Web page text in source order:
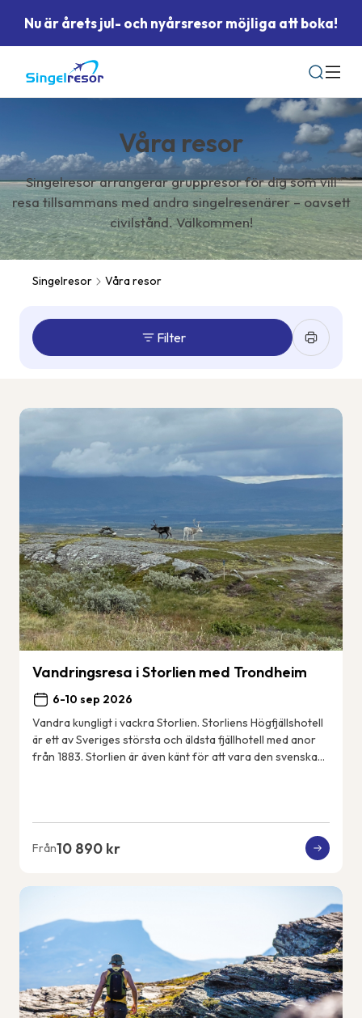
Nu är årets jul- och nyårsresor möjliga att boka!
Sök
Våra resor
Singelresor arrangerar gruppresor för dig som vill
resa tillsammans med andra singelresenärer – oavsett
civilstånd. Välkommen!
Singelresor Våra resor
Filter
Vandringsresa i Storlien med Trondheim
6-10 sep 2026
Vandra kungligt i vackra Storlien. Storliens Högfjällshotell
är ett av Sveriges största och äldsta fjällhotell med anor
från 1883. Storlien är även känt för att vara den svenska
Från10 890 kr